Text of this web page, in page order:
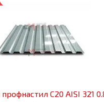
С20 AISI 321